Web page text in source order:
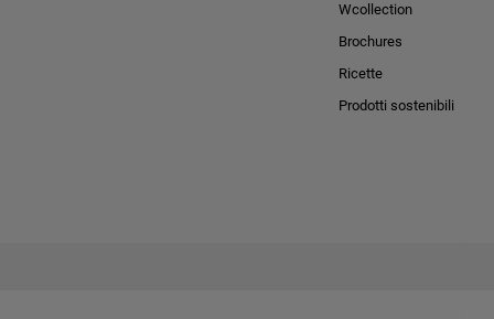
Wcollection
Brochures
Ricette
Prodotti sostenibili